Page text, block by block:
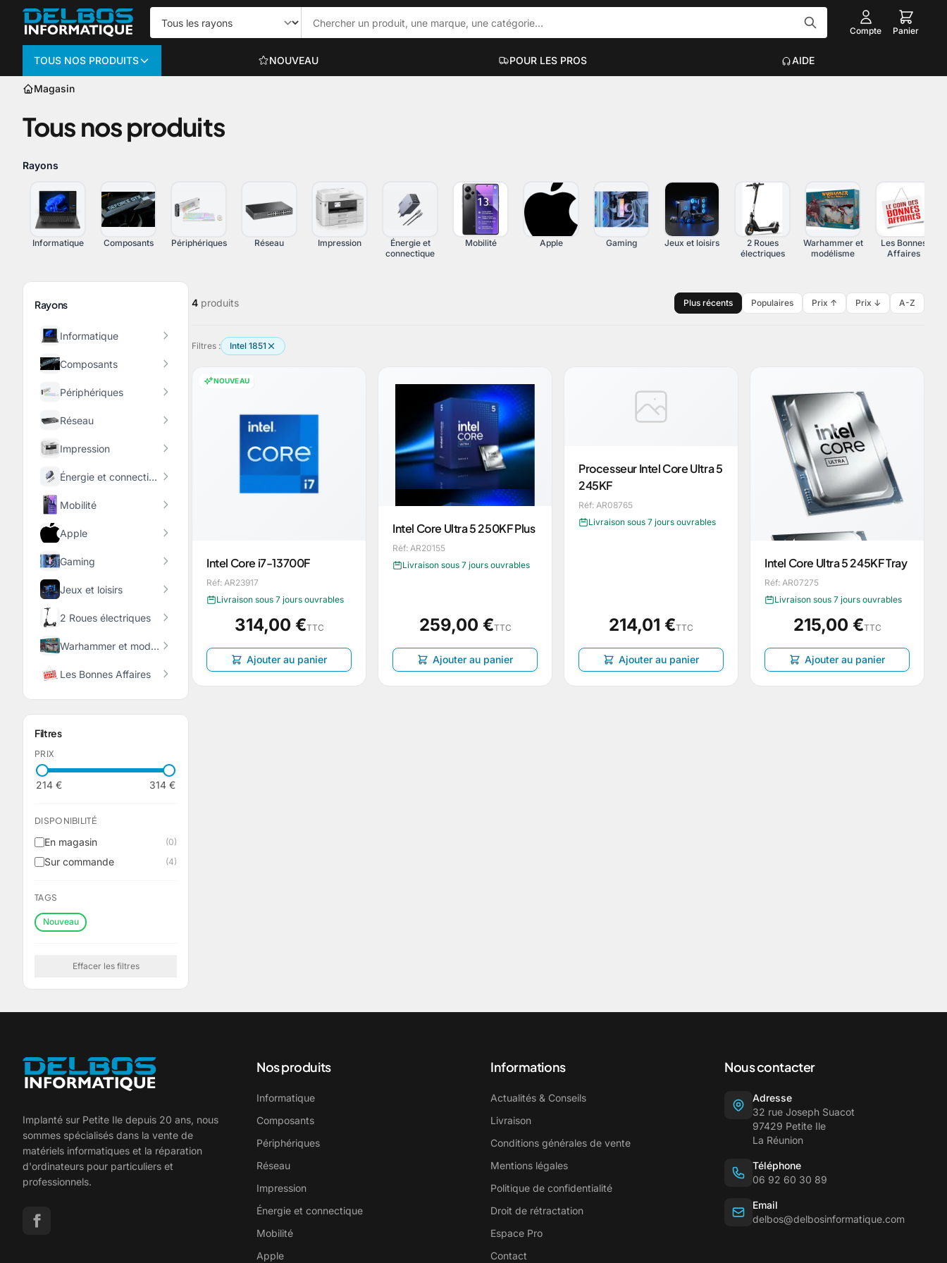
Compte Panier
TOUS NOS PRODUITS NOUVEAU POUR LES PROS AIDE
Sacs et sacoches
Supports et accessoires
Filtres de confidentialité
PC gaming
PC workstation
Voir plus
Claviers, Souris, Tapis
Voir plus
Magasin
Tous nos produits
Rayons
Informatique Composants Périphériques Réseau Impression
Énergie et
connectique
Mobilité Apple Gaming Jeux et loisirs
2 Roues
électriques
Warhammer et
modélisme
Les Bonnes
Affaires
Rayons
Informatique
Composants
Périphériques
Réseau
Impression
Énergie et connectique
Mobilité
Apple
Gaming
Jeux et loisirs
2 Roues électriques
Warhammer et modélisme
Les Bonnes Affaires
Filtres
PRIX
214 € 314 €
DISPONIBILITÉ
En magasin (0)
Sur commande (4)
TAGS
Nouveau
Effacer les filtres
4 produits Plus récents Populaires Prix ↑ Prix ↓ A-Z
Filtres : Intel 1851
NOUVEAU
Intel Core i7-13700F
Réf: AR23917
Livraison sous 7 jours ouvrables
314,00 €TTC
Ajouter au panier
Intel Core Ultra 5 250KF Plus
Réf: AR20155
Livraison sous 7 jours ouvrables
259,00 €TTC
Ajouter au panier
Processeur Intel Core Ultra 5
245KF
Réf: AR08765
Livraison sous 7 jours ouvrables
214,01 €TTC
Ajouter au panier
Intel Core Ultra 5 245KF Tray
Réf: AR07275
Livraison sous 7 jours ouvrables
215,00 €TTC
Ajouter au panier
Implanté sur Petite Ile depuis 20 ans, nous
sommes spécialisés dans la vente de
matériels informatiques et la réparation
d'ordinateurs pour particuliers et
professionnels.
Nos produits
Informatique
Composants
Périphériques
Réseau
Impression
Énergie et connectique
Mobilité
Apple
Informations
Actualités & Conseils
Livraison
Conditions générales de vente
Mentions légales
Politique de confidentialité
Droit de rétractation
Espace Pro
Contact
Nous contacter
Adresse
32 rue Joseph Suacot
97429 Petite Ile
La Réunion
Téléphone
06 92 60 30 89
Email
delbos@delbosinformatique.com